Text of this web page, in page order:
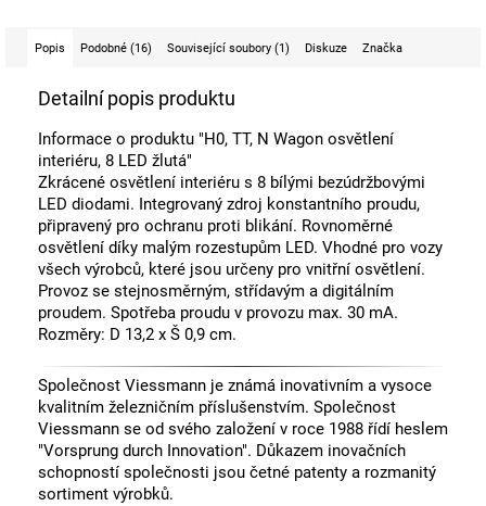
Popis Podobné (16) Související soubory (1) Diskuze Značka
Detailní popis produktu
Informace o produktu "H0, TT, N Wagon osvětlení
interiéru, 8 LED žlutá"
Zkrácené osvětlení interiéru s 8 bílými bezúdržbovými
LED diodami. Integrovaný zdroj konstantního proudu,
připravený pro ochranu proti blikání. Rovnoměrné
osvětlení díky malým rozestupům LED. Vhodné pro vozy
všech výrobců, které jsou určeny pro vnitřní osvětlení.
Provoz se stejnosměrným, střídavým a digitálním
proudem. Spotřeba proudu v provozu max. 30 mA.
Rozměry: D 13,2 x Š 0,9 cm.
Společnost Viessmann je známá inovativním a vysoce
kvalitním železničním příslušenstvím. Společnost
Viessmann se od svého založení v roce 1988 řídí heslem
"Vorsprung durch Innovation". Důkazem inovačních
schopností společnosti jsou četné patenty a rozmanitý
sortiment výrobků.